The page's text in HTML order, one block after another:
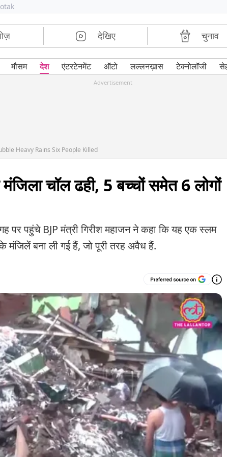
देखिए चुनाव
मौसम देश एंटरटेनमेंट ऑटो लल्लनख़ास टेक्नोलॉजी
Advertisement
Heavy Rains Six People Killed
चॉल ढही, 5 बच्चों समेत 6 लोगों
पहुंचे BJP मंत्री गिरीश महाजन ने कहा कि यह एक स्लम
बना ली गई हैं, जो पूरी तरह अवैध हैं.